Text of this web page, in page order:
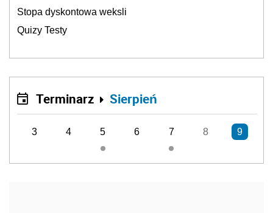
Stopa dyskontowa weksli
Quizy Testy
Terminarz Sierpień
3 4 5 6 7 8 9